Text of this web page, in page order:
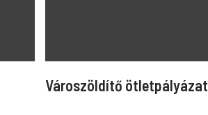
Városzöldítő ötletpályázat